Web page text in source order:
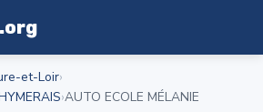
et-Loir›
›AUTO ECOLE MÉLANIE